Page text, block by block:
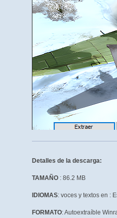
Detalles de la descarga:
TAMAÑO: 86.2 MB
IDIOMAS: voces y textos en :
FORMATO: Autoextraíble